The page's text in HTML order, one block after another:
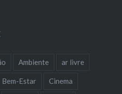
Ambiente ar livre
Bem-Estar Cinema